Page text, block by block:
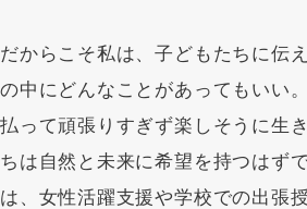
だからこそ私は、子どもたちに伝
の中にどんなことがあってもいい
払って頑張りすぎず楽しそうに生
ちは自然と未来に希望を持つはず
は、女性活躍支援や学校での出張